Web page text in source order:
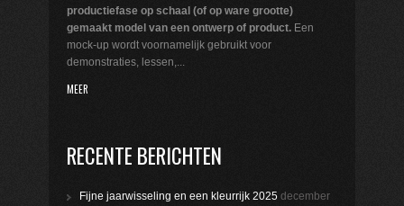
productiefase op schaal (of op ware grootte)
gemaakt model van een ontwerp of product. Een
mock-up wordt voornamelijk gebruikt voor
demonstraties, lessen,...
MEER
RECENTE BERICHTEN
Fijne jaarwisseling en een kleurrijk 2025 december